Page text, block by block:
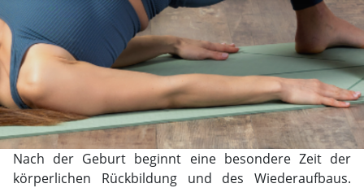
Nach der Geburt beginnt eine besondere Zeit der
körperlichen Rückbildung und des Wiederaufbaus.